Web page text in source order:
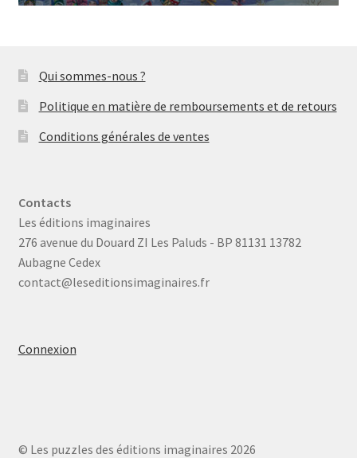
Qui sommes-nous ?
Politique en matière de remboursements et de retours
Conditions générales de ventes
Contacts
Les éditions imaginaires
276 avenue du Douard ZI Les Paluds - BP 81131 13782
Aubagne Cedex
contact@leseditionsimaginaires.fr
Connexion
© Les puzzles des éditions imaginaires 2026